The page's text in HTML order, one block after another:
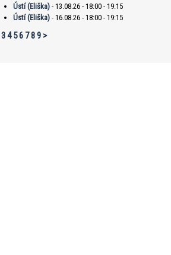
Ústí (Eliška) - 13.08.26 - 18:00 - 19:15
Ústí (Eliška) - 16.08.26 - 18:00 - 19:15
34 56 789 >